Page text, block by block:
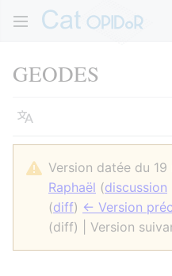
GEODES
Langue
Version datée du
Raphaël (discussion
(diff) ← Version
(diff) | Version